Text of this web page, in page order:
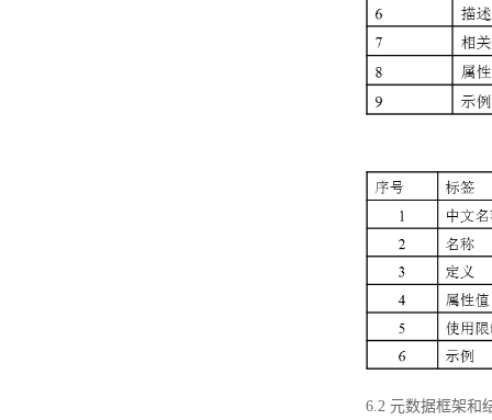
6.2 元数据框架和